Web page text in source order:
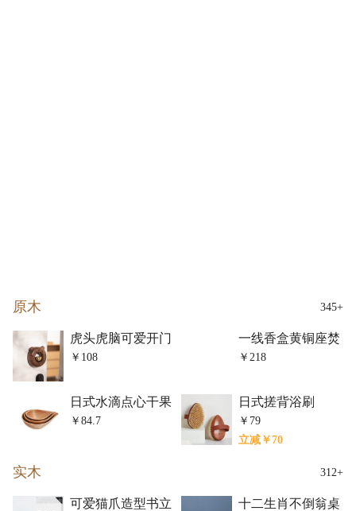
345+
原木
虎头虎脑可爱开门
提醒风铃
￥108
一线香盒黄铜座焚
香插香炉香薰香板
￥218
日式水滴点心干果
碗三件套
￥84.7
日式搓背浴刷
￥79
立减￥70
312+
实木
可爱猫爪造型书立
十二生肖不倒翁桌